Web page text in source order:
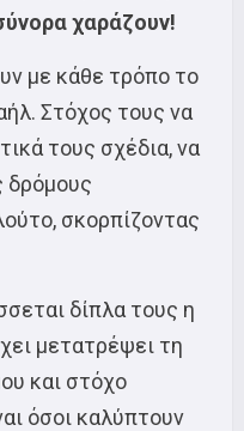
χαράζουν!
με κάθε τρόπο το
Στόχος τους να
τους σχέδια, να
δρόμους
σκορπίζοντας
δίπλα τους η
μετατρέψει τη
και στόχο
όσοι καλύπτουν